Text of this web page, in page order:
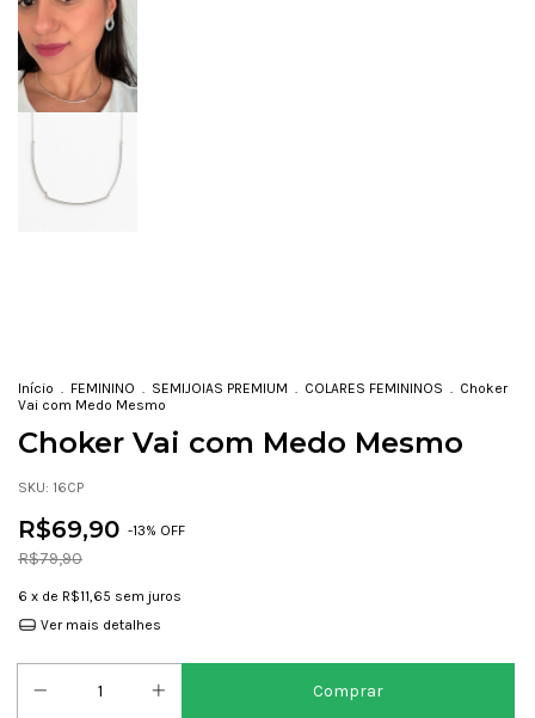
Início . FEMININO . SEMIJOIAS PREMIUM . COLARES FEMININOS . Choker
Vai com Medo Mesmo
Choker Vai com Medo Mesmo
SKU: 16CP
R$69,90 -13% OFF
R$79,90
6 x de R$11,65 sem juros
Ver mais detalhes